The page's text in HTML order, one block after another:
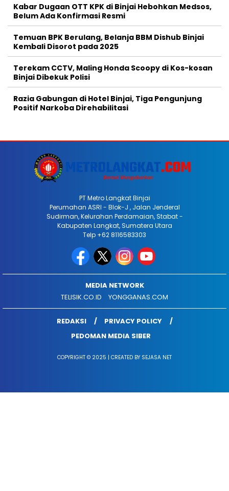
Kabar Dugaan OTT KPK di Binjai Hebohkan Medsos,
Belum Ada Konfirmasi Resmi
Temuan BPK Berulang, Belanja BBM Dishub Binjai
Kembali Disorot pada 2025
Terekam CCTV, Maling Honda Scoopy di Kos-kosan
Binjai Dibekuk Polisi
Razia Gabungan di Hotel Binjai, Tiga Pengunjung
Positif Narkoba Direhabilitasi
PT Metro Langkat Binjai
Perumahan ASRI - Blok-J , Jalan Jenderal
Sudirman, Kelurahan Perdamaian, Stabat -
Kabupaten Langkat, Sumatera Utara
Telp +62 8116583303
MEDIA NETWORK
TELISIK.CO.ID
YONGGANAS.COM
REDAKSI
PRIVACY POLICY
PEDOMAN MEDIA SIBER
COPYRIGHT © 2025 | CREATED BY SEJASA NET